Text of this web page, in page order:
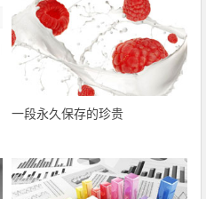
一段永久保存的珍贵